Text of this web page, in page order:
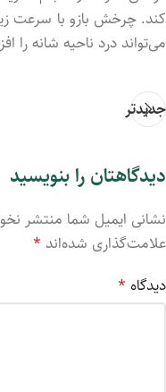
کند. چرخش بازو با سرعت
می‌تواند درد ناحیه شانه را
جدیدتر
دیدگاهتان را بنویسید
نشانی ایمیل شما منتشر
علامت‌گذاری شده‌اند *
دیدگاه *